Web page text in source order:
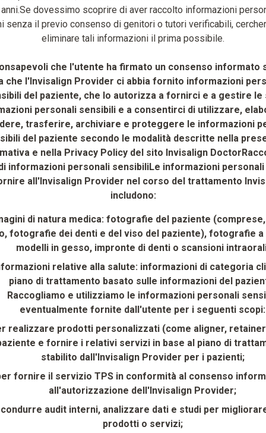
dovessimo scoprire di aver raccolto informazioni
senza il previo consenso di genitori o tutori verificabili,
eliminare tali informazioni il prima possibile.
che l'utente ha firmato un consenso informato
che l'Invisalign Provider ci abbia fornito informazioni
del paziente, che lo autorizza a fornirci e a gestire le
personali sensibili e a consentirci di utilizzare,
trasferire, archiviare e proteggere le informazioni
del paziente secondo le modalità descritte nella
e nella Privacy Policy del sito Invisalign
informazioni personali sensibiliLe informazioni
all'Invisalign Provider nel corso del trattamento
includono:
di natura medica: fotografie del paziente
fotografie dei denti e del viso del paziente), fotografie a
modelli in gesso, impronte di denti o scansioni
relative alla salute: informazioni di categoria
piano di trattamento basato sulle informazioni del
Raccogliamo e utilizziamo le informazioni personali
eventualmente fornite dall'utente per i seguenti scopi:
realizzare prodotti personalizzati (come aligner,
e fornire i relativi servizi in base al piano di
stabilito dall'Invisalign Provider per i pazienti;
fornire il servizio TPS in conformità al consenso
all'autorizzazione dell'Invisalign Provider;
audit interni, analizzare dati e studi per
prodotti o servizi;